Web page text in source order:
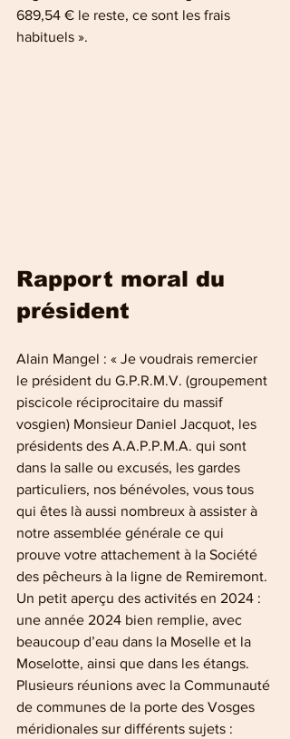
689,54 € le reste, ce sont les frais
habituels ».
Rapport moral du
président
Alain Mangel : « Je voudrais remercier
le président du G.P.R.M.V. (groupement
piscicole réciprocitaire du massif
vosgien) Monsieur Daniel Jacquot, les
présidents des A.A.P.P.M.A. qui sont
dans la salle ou excusés, les gardes
particuliers, nos bénévoles, vous tous
qui êtes là aussi nombreux à assister à
notre assemblée générale ce qui
prouve votre attachement à la Société
des pêcheurs à la ligne de Remiremont.
Un petit aperçu des activités en 2024 :
une année 2024 bien remplie, avec
beaucoup d’eau dans la Moselle et la
Moselotte, ainsi que dans les étangs.
Plusieurs réunions avec la Communauté
de communes de la porte des Vosges
méridionales sur différents sujets :